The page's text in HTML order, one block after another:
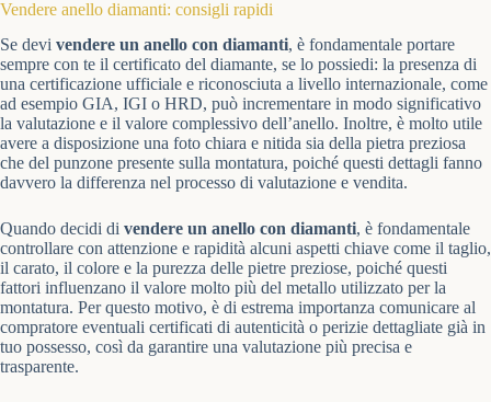
Vendere anello diamanti: consigli rapidi
Se devi vendere un anello con diamanti, è fondamentale portare
sempre con te il certificato del diamante, se lo possiedi: la presenza di
una certificazione ufficiale e riconosciuta a livello internazionale, come
ad esempio GIA, IGI o HRD, può incrementare in modo significativo
la valutazione e il valore complessivo dell’anello. Inoltre, è molto utile
avere a disposizione una foto chiara e nitida sia della pietra preziosa
che del punzone presente sulla montatura, poiché questi dettagli fanno
davvero la differenza nel processo di valutazione e vendita.
Quando decidi di vendere un anello con diamanti, è fondamentale
controllare con attenzione e rapidità alcuni aspetti chiave come il taglio,
il carato, il colore e la purezza delle pietre preziose, poiché questi
fattori influenzano il valore molto più del metallo utilizzato per la
montatura. Per questo motivo, è di estrema importanza comunicare al
compratore eventuali certificati di autenticità o perizie dettagliate già in
tuo possesso, così da garantire una valutazione più precisa e
trasparente.